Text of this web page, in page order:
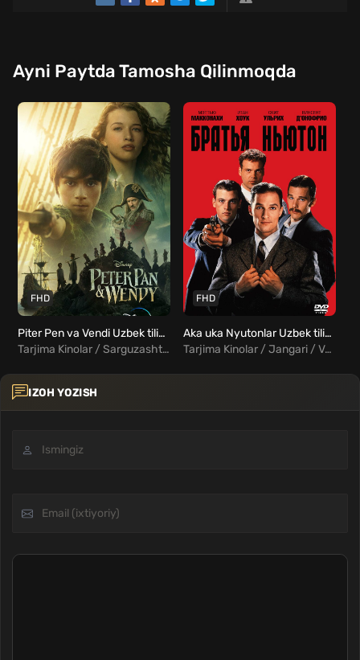
Ayni Paytda Tamosha Qilinmoqda
FHD
Piter Pen va Vendi Uzbek tilida
Tarjima Kinolar / Sarguzasht / Oilaviy / Fentezi / Xorij Kinolar Uzbek Tilida
FHD
Aka uka Nyutonlar Uzbek tilida
Tarjima Kinolar / Jangari / Vestern / Drama / Tarixiy / Kriminal / Xorij Kinolar Uzbek Tilida
IZOH YOZISH